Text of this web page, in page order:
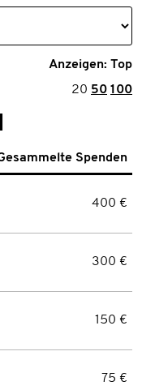
Anzeigen: Top
20 50 100
Spenden
400 €
300 €
150 €
75 €